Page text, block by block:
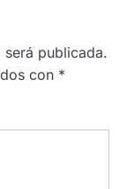
publicada.
con *